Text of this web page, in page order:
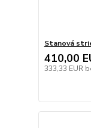
Stanová
410,00
333,33 EUR